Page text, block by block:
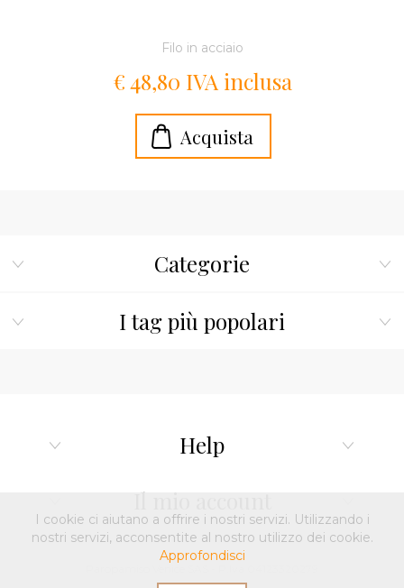
Filo in acciaio
€ 48,80 IVA inclusa
Categorie
I tag più popolari
Help
Il mio account
I cookie ci aiutano a offrire i nostri servizi. Utilizzando i
nostri servizi, acconsentite al nostro utilizzo dei cookie.
Approfondisci